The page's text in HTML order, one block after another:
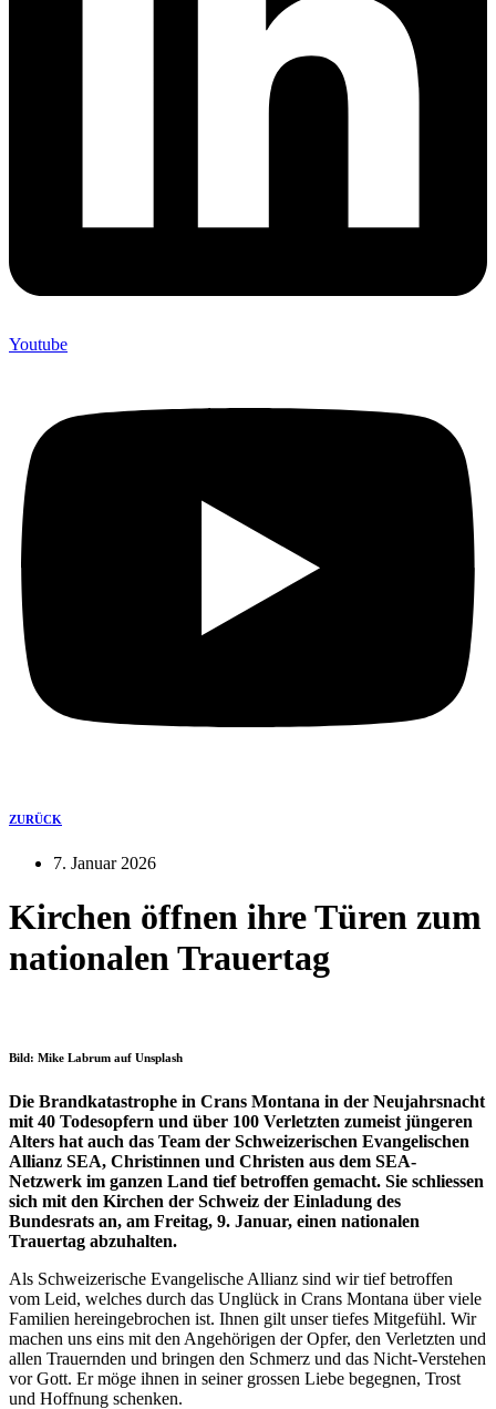
Youtube
ZURÜCK
7. Januar 2026
Kirchen öffnen ihre Türen zum
nationalen Trauertag
Bild: Mike Labrum auf Unsplash
Die Brandkatastrophe in Crans Montana in der Neujahrsnacht
mit 40 Todesopfern und über 100 Verletzten zumeist jüngeren
Alters hat auch das Team der Schweizerischen Evangelischen
Allianz SEA, Christinnen und Christen aus dem SEA-
Netzwerk im ganzen Land tief betroffen gemacht. Sie schliessen
sich mit den Kirchen der Schweiz der Einladung des
Bundesrats an, am Freitag, 9. Januar, einen nationalen
Trauertag abzuhalten.
Als Schweizerische Evangelische Allianz sind wir tief betroffen
vom Leid, welches durch das Unglück in Crans Montana über viele
Familien hereingebrochen ist. Ihnen gilt unser tiefes Mitgefühl. Wir
machen uns eins mit den Angehörigen der Opfer, den Verletzten und
allen Trauernden und bringen den Schmerz und das Nicht-Verstehen
vor Gott. Er möge ihnen in seiner grossen Liebe begegnen, Trost
und Hoffnung schenken.